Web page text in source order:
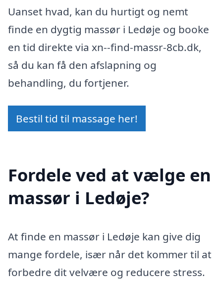
Uanset hvad, kan du hurtigt og nemt
finde en dygtig massør i Ledøje og booke
en tid direkte via xn--find-massr-8cb.dk,
så du kan få den afslapning og
behandling, du fortjener.
Bestil tid til massage her!
Fordele ved at vælge en
massør i Ledøje?
At finde en massør i Ledøje kan give dig
mange fordele, især når det kommer til at
forbedre dit velvære og reducere stress.